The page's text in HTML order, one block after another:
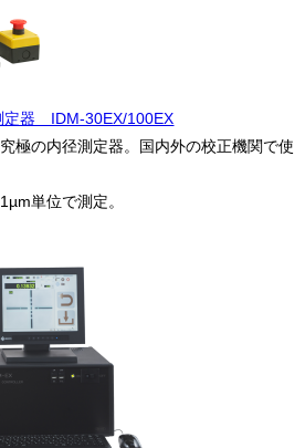
定器 IDM-30EX/100EX
極の内径測定器。国内外の校正機関で使
単位で測定。